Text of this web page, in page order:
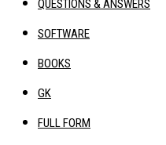
QUESTIONS & ANSWERS
SOFTWARE
BOOKS
GK
FULL FORM